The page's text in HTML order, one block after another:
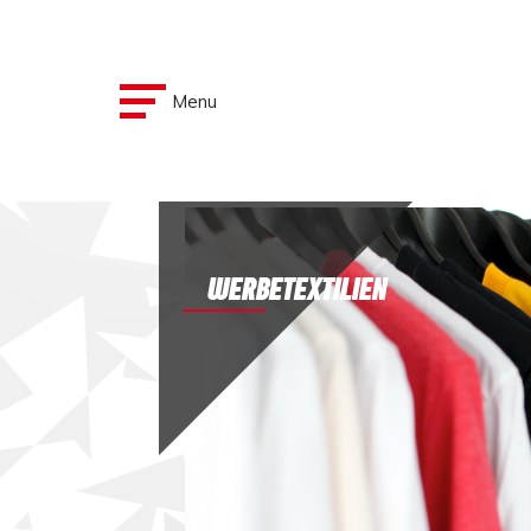
Menu
WERBETEXTILIEN